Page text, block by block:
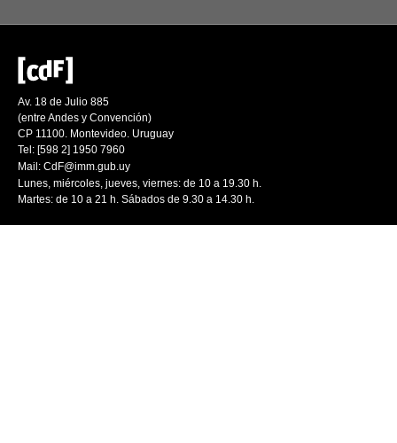
Av. 18 de Julio 885
(entre Andes y Convención)
CP 11100. Montevideo. Uruguay
Tel: [598 2] 1950 7960
Mail: CdF@imm.gub.uy
Lunes, miércoles, jueves, viernes: de 10 a 19.30 h.
Martes: de 10 a 21 h. Sábados de 9.30 a 14.30 h.